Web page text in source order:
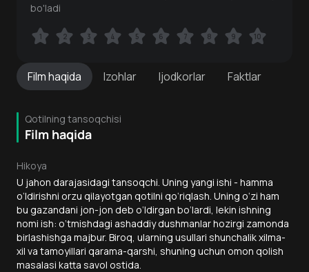
Filmhaqida Izohlar Ijodkorlar Faktlar
Qotilning tansoqchisi
Film haqida
Hikoya
U jahon darajasidagi tansoqchi. Uning yangi ishi - hamma
o‘ldirishni orzu qilayotgan qotilni qo‘riqlash. Uning o‘zi ham
bu gazandani jon-jon deb o‘ldirgan bo‘lardi, lekin ishning
nomi ish: o‘tmishdagi ashaddiy dushmanlar hozirgi zamonda
birlashishga majbur. Biroq, ularning usullari shunchalik xilma-
xil va tamoyillari qarama-qarshi, shuning uchun omon qolish
masalasi katta savol ostida.
bo'ladi
1 2 3 4 5 6 7 8 9 10
1 2 3 4 5 6 7 8 9 10